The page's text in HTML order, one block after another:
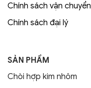
Chính sách vận chuyển
Chính sách đại lý
SẢN PHẨM
Chòi hợp kim nhôm